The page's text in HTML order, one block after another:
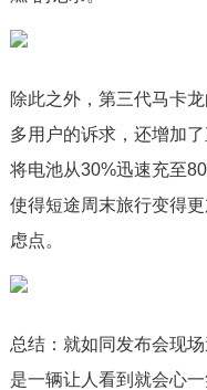
除此之外，第三代马卡
多用户的诉求，还增加
将电池从30%迅速充至
使得短途周末旅行变得
虑点。
总结：就如同发布会现
是一辆让人看到就会心